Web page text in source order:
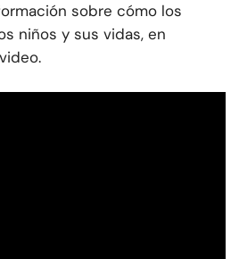
sobre cómo los
niños y sus vidas, en